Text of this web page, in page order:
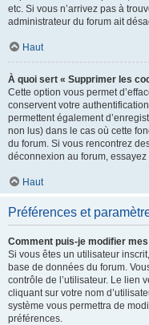
etc. Si vous n’arrivez pas à
administrateur du forum ait
Haut
À quoi sert « Supprimer les
Cette option vous permet
conservent votre
permettent également
non lus) dans le cas où cette
du forum. Si vous rencontrez
déconnexion au forum,
Haut
Préférences et
Comment puis-je modifier
Si vous êtes un utilisateur
base de données du forum.
contrôle de l’utilisateur. Le lien
cliquant sur votre nom
système vous permettra de
préférences.